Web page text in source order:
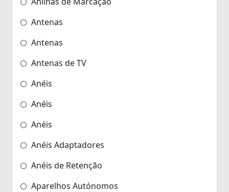
Antenas
Antenas
Antenas de TV
Anéis
Anéis
Anéis
Anéis Adaptadores
Anéis de Retenção
Aparelhos Autónomos